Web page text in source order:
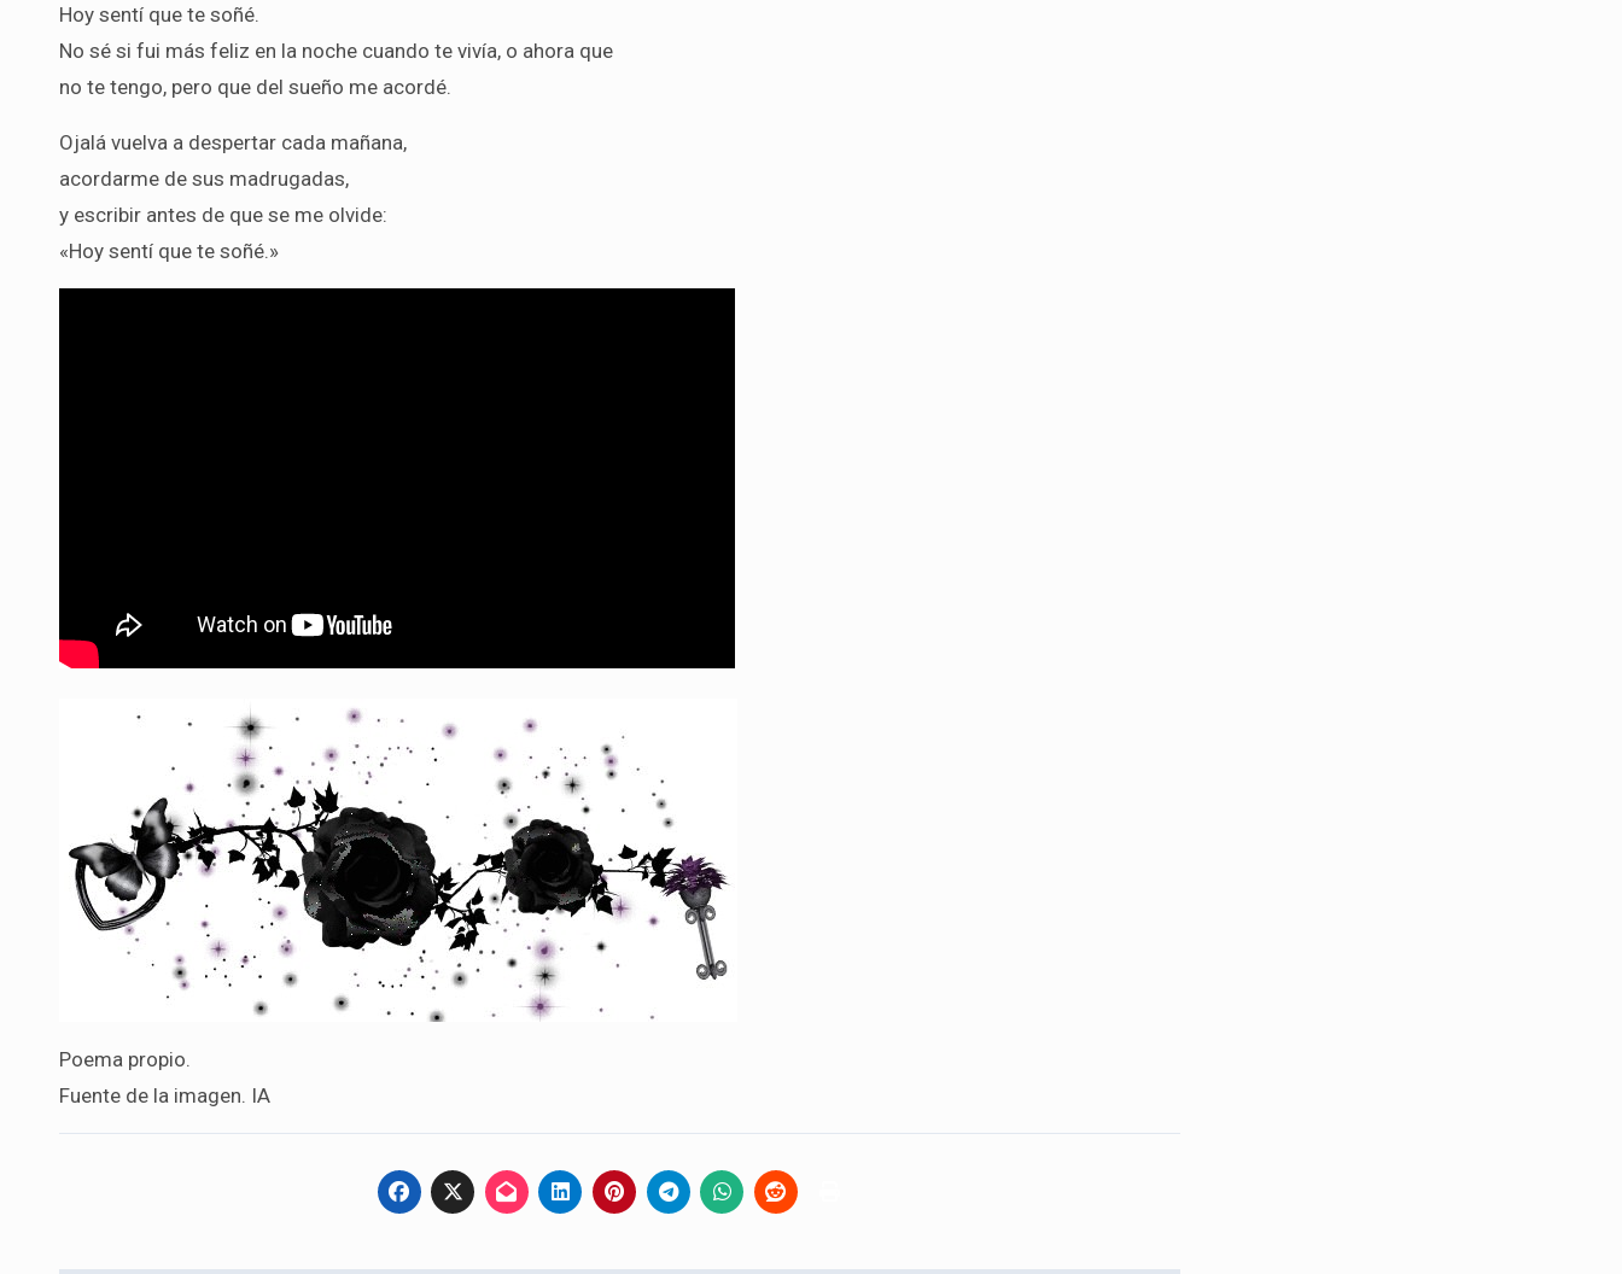
Hoy sentí que te soñé.
No sé si fui más feliz en la noche cuando te vivía, o ahora que
no te tengo, pero que del sueño me acordé.
Ojalá vuelva a despertar cada mañana,
acordarme de sus madrugadas,
y escribir antes de que se me olvide:
«Hoy sentí que te soñé.»
Poema propio.
Fuente de la imagen. IA